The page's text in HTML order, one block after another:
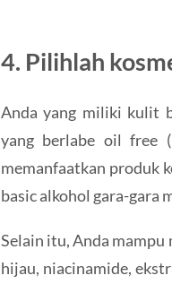
4. Pilihlah
Anda yang miliki kulit
yang berlabe oil free
memanfaatkan produk
basic alkohol gara-gara
Selain itu, Anda mampu
hijau, niacinamide,